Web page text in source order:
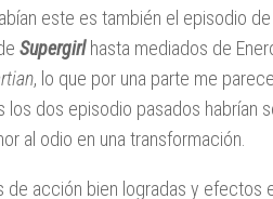
este es también el episodio
Supergirlhasta mediados de
, lo que por una parte me
dos episodio pasados habrían
al odio en una transformación.
de acción bien logradas y efectos